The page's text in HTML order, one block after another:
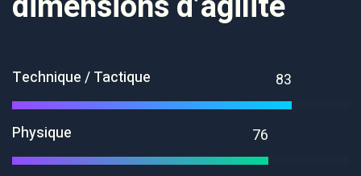
83
Technique / Tactique
76
Physique